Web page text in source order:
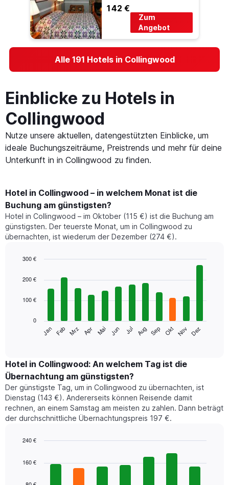
142 €
Zum
Angebot
Alle 191 Hotels in Collingwood
Einblicke zu Hotels in
Collingwood
Nutze unsere aktuellen, datengestützten Einblicke, um
ideale Buchungszeiträume, Preistrends und mehr für deine
Unterkunft in in Collingwood zu finden.
Hotel in Collingwood – in welchem Monat ist die
Buchung am günstigsten?
Hotel in Collingwood – im Oktober (115 €) ist die Buchung am
günstigsten. Der teuerste Monat, um in Collingwood zu
übernachten, ist wiederum der Dezember (274 €).
chart
bars.
folgende
den
durchschnittlichen
Zimmerpreis
im
jeweiligen
Monat
an.
Diagramm
graphic.
Jan Feb Mrz Apr Mai Jun Jul Aug Sep Okt Nov Dez
0
100 €
200 €
300 €
Hotel in Collingwood: An welchem Tag ist die
Übernachtung am günstigsten?
Der günstigste Tag, um in Collingwood zu übernachten, ist
Dienstag (143 €). Andererseits können Reisende damit
rechnen, an einem Samstag am meisten zu zahlen. Dann beträgt
der durchschnittliche Übernachtungspreis 197 €.
chart
160 €
240 €